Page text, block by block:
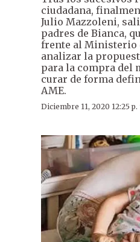
ciudadana,
Julio Mazzoleni,
padres de Bianca,
frente al Ministerio
analizar la
para la compra del
curar de forma
AME.
Diciembre 11, 2020 12:25 p.